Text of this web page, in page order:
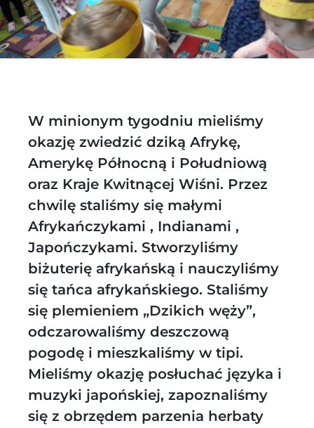
W minionym tygodniu mieliśmy
okazję zwiedzić dziką Afrykę,
Amerykę Północną i Południową
oraz Kraje Kwitnącej Wiśni. Przez
chwilę staliśmy się małymi
Afrykańczykami , Indianami ,
Japończykami. Stworzyliśmy
biżuterię afrykańską i nauczyliśmy
się tańca afrykańskiego. Staliśmy
się plemieniem „Dzikich węży”,
odczarowaliśmy deszczową
pogodę i mieszkaliśmy w tipi.
Mieliśmy okazję posłuchać języka i
muzyki japońskiej, zapoznaliśmy
się z obrzędem parzenia herbaty